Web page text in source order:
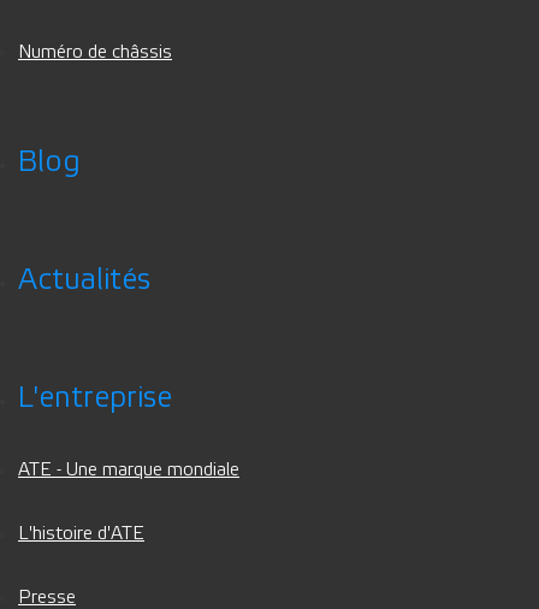
Numéro de châssis
Blog
Actualités
L'entreprise
ATE - Une marque mondiale
L'histoire d'ATE
Presse